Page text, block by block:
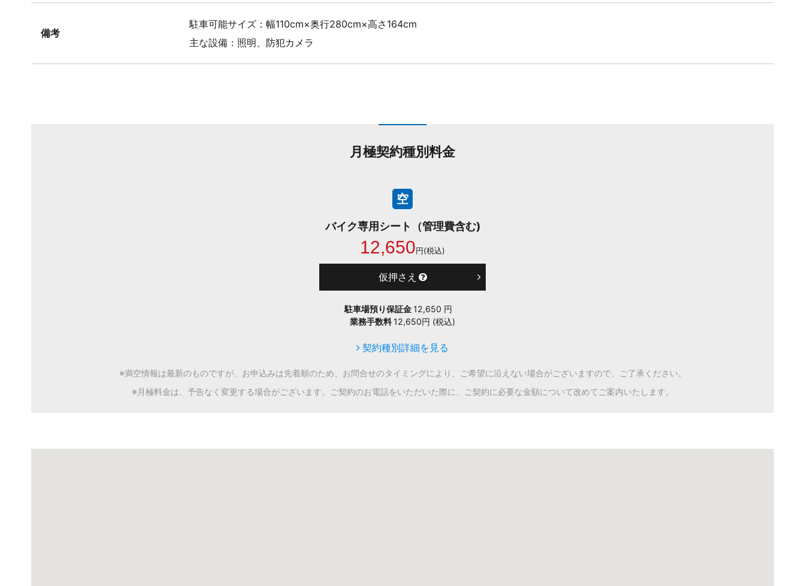
備考
駐車可能サイズ：幅110cm×奥行280cm×高さ164cm
主な設備：照明、防犯カメラ
月極契約種別料金
空
バイク専用シート（管理費含む)
12,650円(税込)
仮押さえ
駐車場預り保証金 12,650 円
業務手数料 12,650円 (税込)
契約種別詳細を見る
※満空情報は最新のものですが、お申込みは先着順のため、お問合せのタイミングにより、ご希望に沿えない場合がございますので、ご了承ください。
※月極料金は、予告なく変更する場合がございます。ご契約のお電話をいただいた際に、ご契約に必要な金額について改めてご案内いたします。